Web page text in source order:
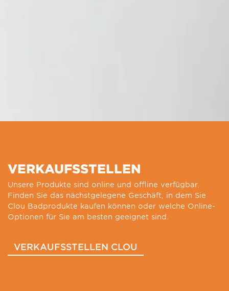
VERKAUFSSTELLEN
Unsere Produkte sind online und offline verfügbar.
Finden Sie das nächstgelegene Geschäft, in dem Sie
Clou Badprodukte kaufen können oder welche Online-
Optionen für Sie am besten geeignet sind.
VERKAUFSSTELLEN CLOU